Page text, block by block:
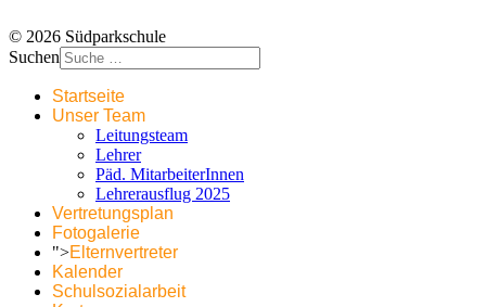
© 2026 Südparkschule
Suchen
Startseite
Unser Team
Leitungsteam
Lehrer
Päd. MitarbeiterInnen
Lehrerausflug 2025
Vertretungsplan
Fotogalerie
">Elternvertreter
Kalender
Schulsozialarbeit